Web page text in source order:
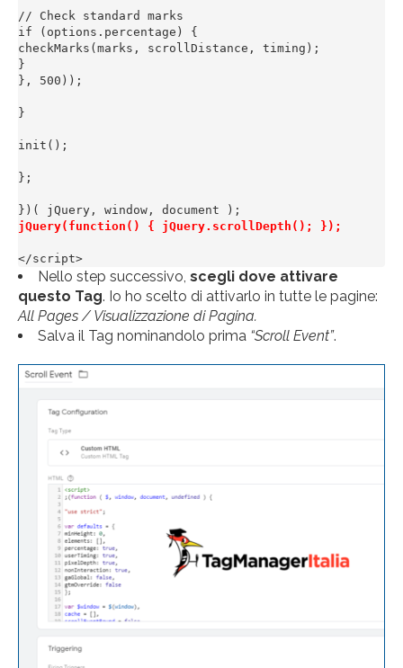
// Check standard marks
if (options.percentage) {
checkMarks(marks, scrollDistance, timing);
}
}, 500));
}
init();
};
jQuery(function() { jQuery.scrollDepth(); });
Nello step successivo, scegli dove attivare
questo Tag. Io ho scelto di attivarlo in tutte le pagine:
All Pages / Visualizzazione di Pagina.
Salva il Tag nominandolo prima “Scroll Event”.